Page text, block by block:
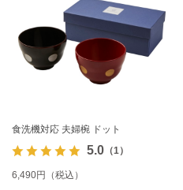
食洗機対応 夫婦椀 ドット
5.0（1）
6,490円（税込）